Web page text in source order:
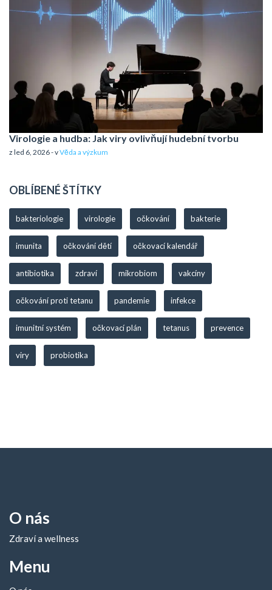
Virologie a hudba: Jak viry ovlivňují hudební tvorbu
z led 6, 2026 - vVěda a výzkum
OBLÍBENÉ ŠTÍTKY
bakteriologie virologie očkování bakterie
imunita očkování dětí očkovací kalendář
antibiotika zdraví mikrobiom vakcíny
očkování proti tetanu pandemie infekce
imunitní systém očkovací plán tetanus prevence
viry probiotika
O nás
Zdraví a wellness
Menu